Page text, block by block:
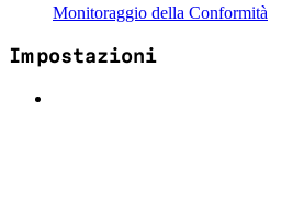
Monitoraggio della Conformità
Impostazioni